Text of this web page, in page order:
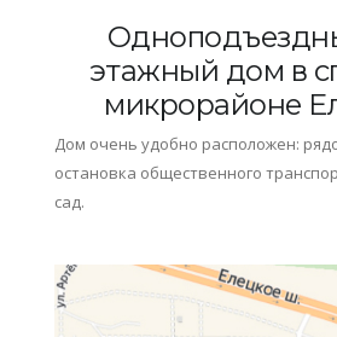
этажный дом в
микрорайоне
Дом очень удобно расположен:
остановка общественного
сад.